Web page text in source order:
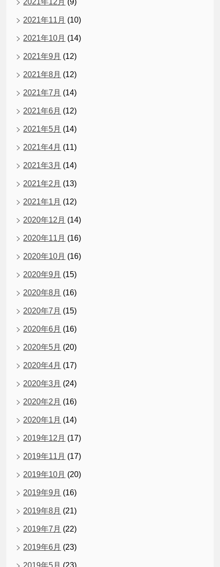
2021年12月 (9)
2021年11月 (10)
2021年10月 (14)
2021年9月 (12)
2021年8月 (12)
2021年7月 (14)
2021年6月 (12)
2021年5月 (14)
2021年4月 (11)
2021年3月 (14)
2021年2月 (13)
2021年1月 (12)
2020年12月 (14)
2020年11月 (16)
2020年10月 (16)
2020年9月 (15)
2020年8月 (16)
2020年7月 (15)
2020年6月 (16)
2020年5月 (20)
2020年4月 (17)
2020年3月 (24)
2020年2月 (16)
2020年1月 (14)
2019年12月 (17)
2019年11月 (17)
2019年10月 (20)
2019年9月 (16)
2019年8月 (21)
2019年7月 (22)
2019年6月 (23)
2019年5月 (23)